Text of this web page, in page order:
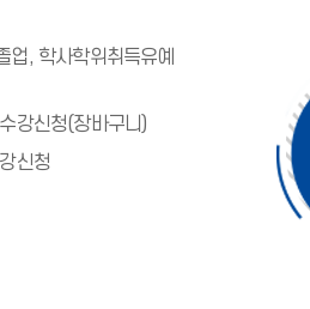
업, 학사학위취득유예
강신청(장바구니)
신청